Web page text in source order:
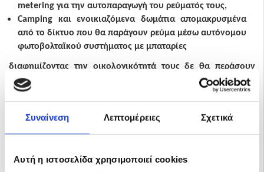
Συναίνεση Λεπτομέρειες Σχετικά
Αυτή η ιστοσελίδα χρησιμοποιεί cookies
metering για την αυτοπαραγωγή του ρεύματός τους,
Camping και ενοικιαζόμενα δωμάτια απομακρυσμένα
από το δίκτυο που θα παράγουν ρεύμα μέσω αυτόνομου
φωτοβολταϊκού συστήματος με μπαταρίες
διαφημίζοντας την οικολογικότητά τους δε θα περάσουν
απαρατήρητα από το παγκόσμιο ταξιδιωτικό κοινό…
Δείτε παρακάτω αντιπροσωπευτικές προσφορές για αυτόνομα
φωτοβολταϊκά και net metering: